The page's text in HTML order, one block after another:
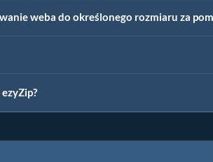
weba do określonego rozmiaru za